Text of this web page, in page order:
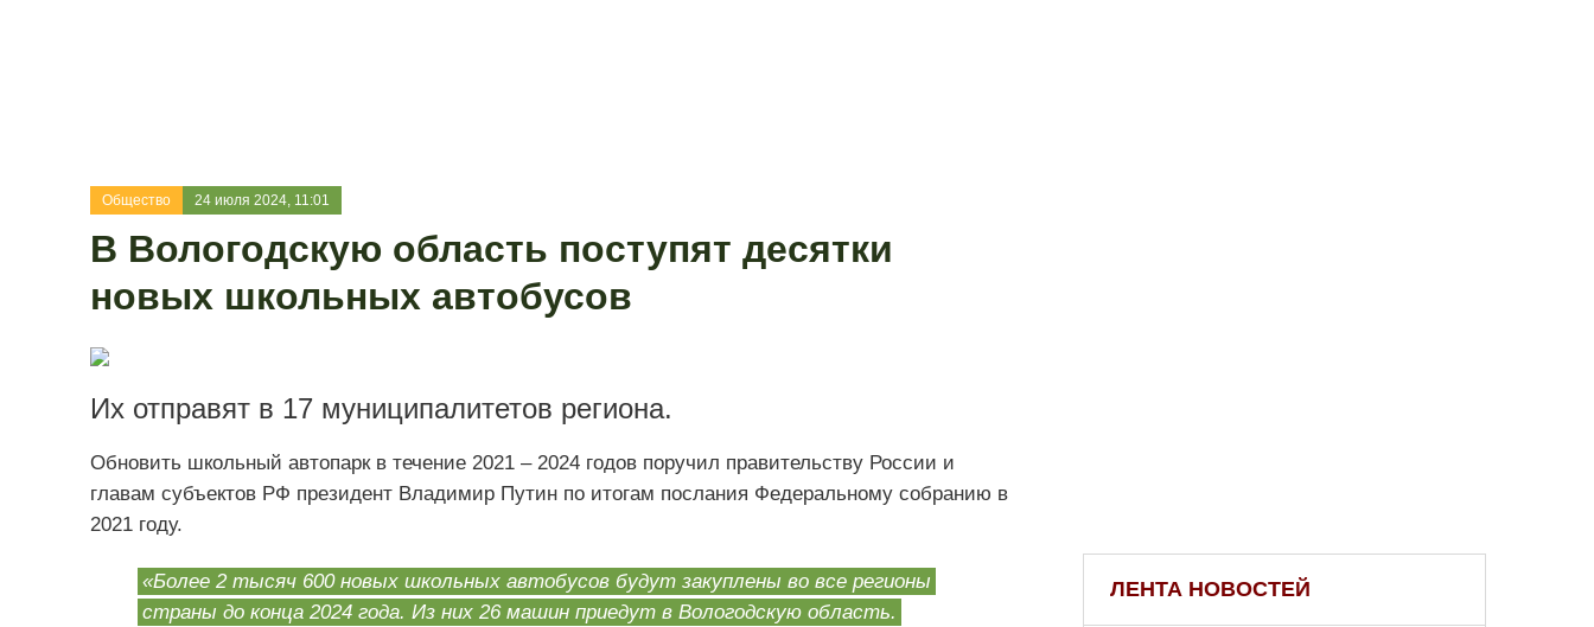
Общество 24 июля 2024, 11:01
В Вологодскую область поступят десятки
новых школьных автобусов
Их отправят в 17 муниципалитетов региона.
Обновить школьный автопарк в течение 2021 – 2024 годов поручил правительству России и
главам субъектов РФ президент Владимир Путин по итогам послания Федеральному собранию в
2021 году.
«Более 2 тысяч 600 новых школьных автобусов будут закуплены во все регионы
страны до конца 2024 года. Из них 26 машин приедут в Вологодскую область.
ЛЕНТА НОВОСТЕЙ